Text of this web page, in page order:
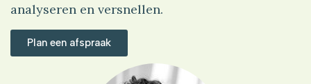
analyseren en versnellen.
Plan een afspraak